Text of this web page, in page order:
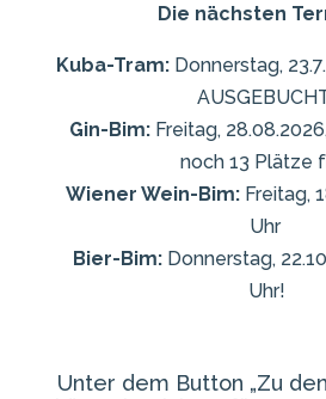
Die nächsten
Kuba-Tram: Donnerstag,
Gin-Bim: Freitag,
noch 13 Plätze
Wiener Wein-Bim: Freitag,
Uhr
Bier-Bim: Donnerstag,
Uhr!
Unter dem Button „Zu